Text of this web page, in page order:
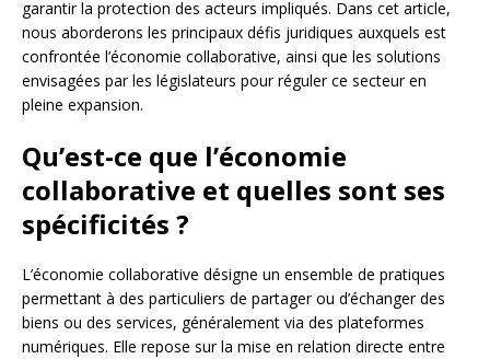
garantir la protection des acteurs impliqués. Dans cet article,
nous aborderons les principaux défis juridiques auxquels est
confrontée l’économie collaborative, ainsi que les solutions
envisagées par les législateurs pour réguler ce secteur en
pleine expansion.
Qu’est-ce que l’économie
collaborative et quelles sont ses
spécificités ?
L’économie collaborative désigne un ensemble de pratiques
permettant à des particuliers de partager ou d’échanger des
biens ou des services, généralement via des plateformes
numériques. Elle repose sur la mise en relation directe entre